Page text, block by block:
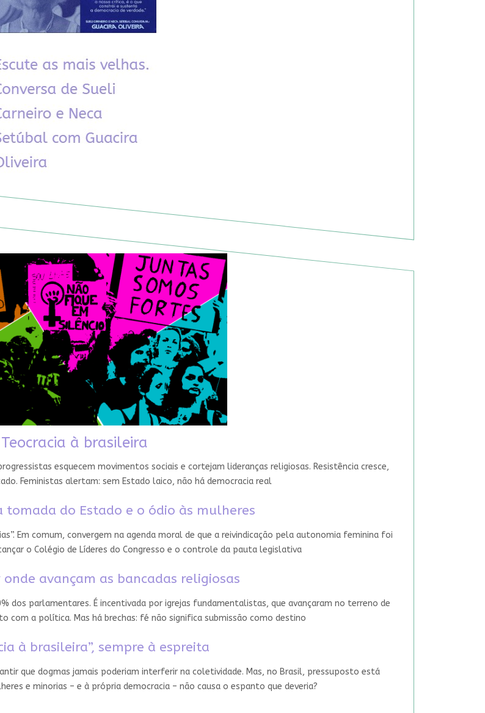
Teocracia à brasileira
esquecem movimentos sociais e cortejam lideranças religiosas. Resistência cresce,
Feministas alertam: sem Estado laico, não há democracia real
tomada do Estado e o ódio às mulheres
Em comum, convergem na agenda moral de que a reivindicação pela autonomia feminina foi
o Colégio de Líderes do Congresso e o controle da pauta legislativa
onde avançam as bancadas religiosas
dos parlamentares. É incentivada por igrejas fundamentalistas, que avançaram no terreno de
com a política. Mas há brechas: fé não significa submissão como destino
à brasileira”, sempre à espreita
que dogmas jamais poderiam interferir na coletividade. Mas, no Brasil, pressuposto está
e minorias – e à própria democracia – não causa o espanto que deveria?